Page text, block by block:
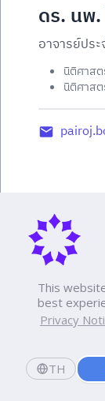
This
best
Privacy
TH
ดร. นพ
อาจารย์ปร
นิติศาส
นิติศาส